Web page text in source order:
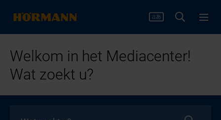
Welkom in het Mediacenter!
Wat zoekt u?